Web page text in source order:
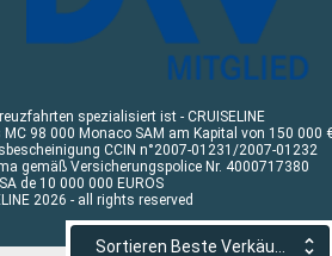
spezialisiert ist - CRUISELINE
98 000 Monaco SAM am Kapital von 150 000
CCIN n°2007-01231/2007-01232
gemäß Versicherungspolice Nr. 4000717380
de 10 000 000 EUROS
2026 - all rights reserved